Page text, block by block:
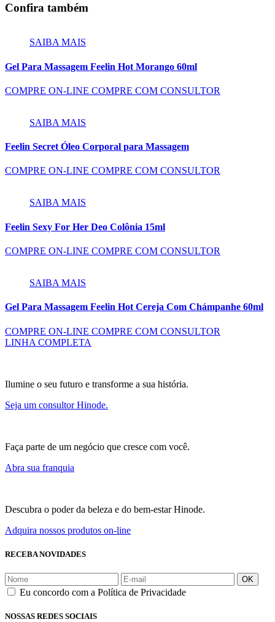
Confira também
SAIBA MAIS
Gel Para Massagem Feelin Hot Morango 60ml
COMPRE ON-LINE COMPRE COM CONSULTOR
SAIBA MAIS
Feelin Secret Óleo Corporal para Massagem
COMPRE ON-LINE COMPRE COM CONSULTOR
SAIBA MAIS
Feelin Sexy For Her Deo Colônia 15ml
COMPRE ON-LINE COMPRE COM CONSULTOR
SAIBA MAIS
Gel Para Massagem Feelin Hot Cereja Com Chámpanhe 60ml
COMPRE ON-LINE COMPRE COM CONSULTOR
LINHA COMPLETA
Ilumine o seu futuro e transforme a sua história.
Seja um consultor Hinode.
Faça parte de um negócio que cresce com você.
Abra sua franquia
Descubra o poder da beleza e do bem-estar Hinode.
Adquira nossos produtos on-line
RECEBA NOVIDADES
OK
Eu concordo com a Política de Privacidade
NOSSAS REDES SOCIAIS